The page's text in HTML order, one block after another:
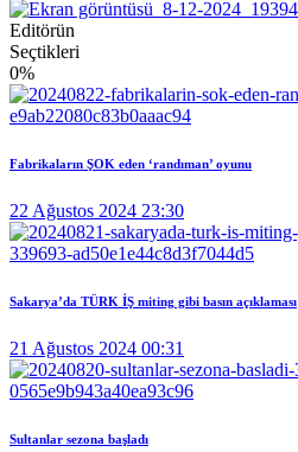
Editörün
Seçtikleri
0%
Fabrikaların ŞOK eden ‘randıman’ oyunu
22 Ağustos 2024 23:30
Sakarya’da TÜRK İŞ miting gibi basın açıklaması
21 Ağustos 2024 00:31
Sultanlar sezona başladı